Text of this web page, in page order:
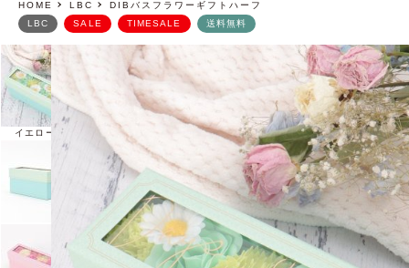
HOME LBC DIBバスフラワーギフトハーフ
イエロー ピンク
LBC SALE TIMESALE 送料無料